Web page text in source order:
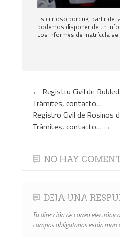
Es curioso porque, partir de
podemos disponer de un
Los informes de matrícula se
← Registro Civil de
Trámites, contacto…
Registro Civil de Rosinos
Trámites, contacto… →
NO HAY
DEJA UNA
Tu dirección de correo
campos obligatorios están